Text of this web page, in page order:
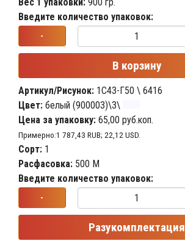
Введите количество упаковок:
-
В корзину
Артикул/Рисунок: 1С43-Г50 \ 6416
Цвет: белый (900003)\3\
Цена за упаковку: 65,00 руб.коп.
Примерно:1 787,43 RUB; 22,12 USD.
Сорт: 1
Расфасовка: 500 М
Введите количество упаковок:
-
Разукомплектация